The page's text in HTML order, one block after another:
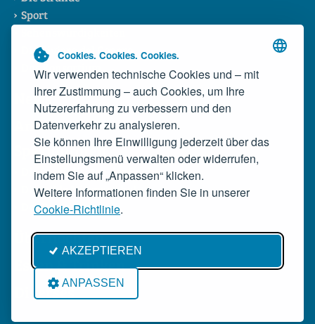
Cookies. Cookies. Cookies.
Wir verwenden technische Cookies und – mit
Ihrer Zustimmung – auch Cookies, um Ihre
Nutzererfahrung zu verbessern und den
Datenverkehr zu analysieren.
Sie können Ihre Einwilligung jederzeit über das
Einstellungsmenü verwalten oder widerrufen,
indem Sie auf „Anpassen“ klicken.
Weitere Informationen finden Sie in unserer
Cookie-Richtlinie.
AKZEPTIEREN
ANPASSEN
Sport
Die Riviera del Conero
Das Konsortium
News
Anreise
Spezialitäten
Die Spezialitäten der Bucht
Die wilde Miesmuschel
Der Rosso Conero
Übernachten
Essen & Trinken
Diverses